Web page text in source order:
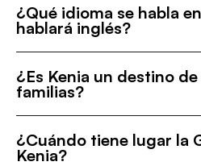
¿Qué idioma se habla
hablará inglés?
¿Es Kenia un destino
familias?
¿Cuándo tiene lugar la
Kenia?